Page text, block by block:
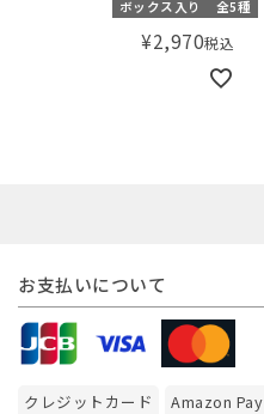
ボックス入り 全5種
¥2,970税込
お支払いについて
クレジットカード Amazon Pay